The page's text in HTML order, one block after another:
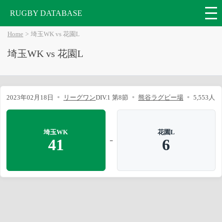
RUGBY DATABASE
Home 埼玉WK vs 花園L
埼玉WK vs 花園L
2023年02月18日 リーグワンDIV.1 第8節 熊谷ラグビー場 5,553人
埼玉WK
41 -
花園L
6